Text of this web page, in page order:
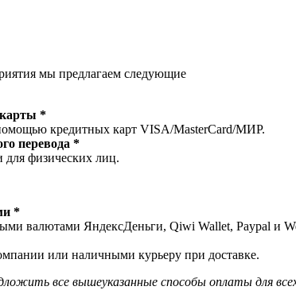
мы предлагаем следующие
*
кредитных карт VISA/MasterСard/МИР.
перевода *
для физических лиц.
*
валютами ЯндексДеньги, Qiwi Wallet, Paypal и
или наличными курьеру при доставке.
все вышеуказанные способы оплаты для